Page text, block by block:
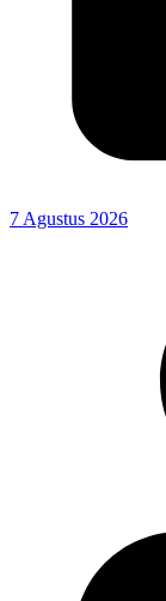
7 Agustus 2026